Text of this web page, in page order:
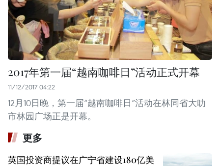
2017年第一届“越南咖啡日”活动正式开幕
11/12/2017 04:22
12月10日晚，第一届“越南咖啡日”活动在林同省大叻
市林园广场正是开幕。
更多
英国投资商提议在广宁省建设180亿美